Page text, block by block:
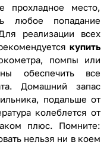
прохладное место,
любое попадание
реализации всех
купить
помпы или
обеспечить все
Домашний запас
подальше от
колеблется от
плюс. Помните:
нельзя ни в коем